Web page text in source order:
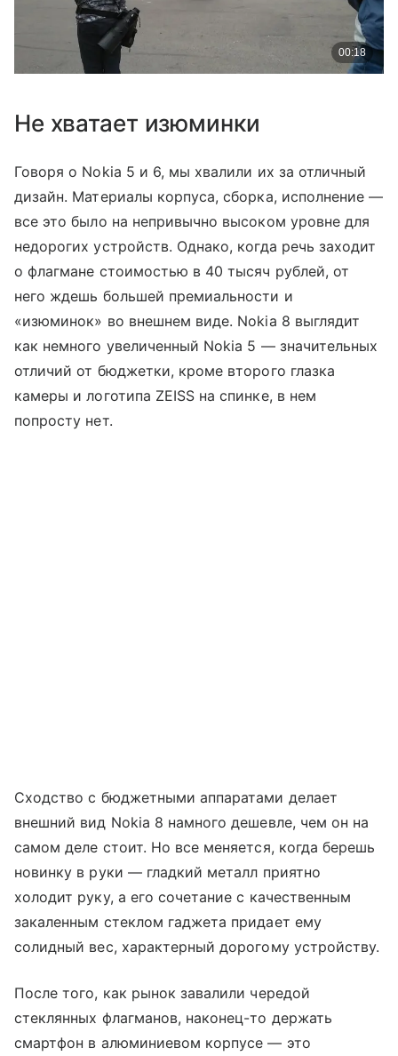
Не хватает изюминки
Говоря о Nokia 5 и 6, мы хвалили их за отличный
дизайн. Материалы корпуса, сборка, исполнение —
все это было на непривычно высоком уровне для
недорогих устройств. Однако, когда речь заходит
о флагмане стоимостью в 40 тысяч рублей, от
него ждешь большей премиальности и
«изюминок» во внешнем виде. Nokia 8 выглядит
как немного увеличенный Nokia 5 — значительных
отличий от бюджетки, кроме второго глазка
камеры и логотипа ZEISS на спинке, в нем
попросту нет.
Сходство с бюджетными аппаратами делает
внешний вид Nokia 8 намного дешевле, чем он на
самом деле стоит. Но все меняется, когда берешь
новинку в руки — гладкий металл приятно
холодит руку, а его сочетание с качественным
закаленным стеклом гаджета придает ему
солидный вес, характерный дорогому устройству.
После того, как рынок завалили чередой
стеклянных флагманов, наконец-то держать
смартфон в алюминиевом корпусе — это